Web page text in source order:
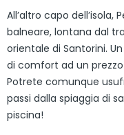
All’altro capo dell’isola,
balneare, lontana dal
orientale di Santorini.
di comfort ad un
Potrete comunque
passi dalla spiaggia di
piscina!